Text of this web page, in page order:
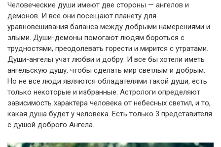
Человеческие души имеют две стороны — ангелов и
демонов. И все они посещают планету для
уравновешивания баланса между добрыми намерениями и
злыми. Души-демоны помогают людям бороться с
трудностями, преодолевать горести и мирится с утратами.
Души-ангелы учат любви и добру. И все бы хотели иметь
ангельскую душу, чтобы сделать мир светлым и добрым.
Но не все люди являются обладателями такой души, есть
только некоторые и избранные. Астрологи определяют
зависимость характера человека от небесных светил, и то,
какая душа будет у человека. Есть только 3 представителя
с душой доброго Ангела.